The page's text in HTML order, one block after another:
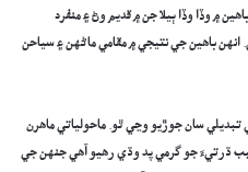
۾ وڏا وڏا ٻيلا جن ۾ قديم وڻ ۽ منفرد
باهين جي نتيجي ۾ مقامي ماڻهن ۽ سياحن
سان جوڙيو وڃي ٿو. ماحولياتي ماهرن
ڌرتيءَ جو گرمي پد وڌي رهيو آهي جنهن جي